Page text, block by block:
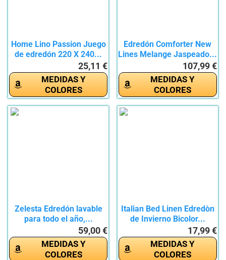
Home Lino Passion Juego
de edredón 220 X 240...
25,11 €
MEDIDAS Y
COLORES
Edredón Comforter New
Lines Melange Jaspeado...
107,99 €
MEDIDAS Y
COLORES
Zelesta Edredón lavable
para todo el año,...
59,00 €
MEDIDAS Y
COLORES
Italian Bed Linen Edredòn
de Invierno Bicolor...
17,99 €
MEDIDAS Y
COLORES